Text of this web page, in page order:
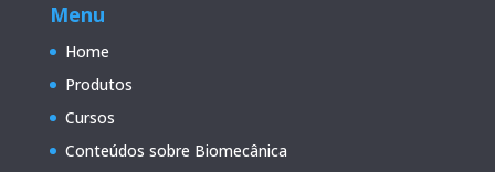
Menu
Home
Produtos
Cursos
Conteúdos sobre Biomecânica